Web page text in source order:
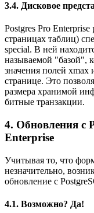
3.4. Дисковое
Postgres Pro
страницах таблиц)
special. В ней
называемой "базой",
значения полей xmax
странице. Это
размера хранимой
битные транзакции.
4. Обновления с
Enterprise
Учитывая то, что
незначительно,
обновление с
4.1. Возможно? Да!